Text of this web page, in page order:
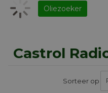
Castrol
Sorteer op
Oliezoeker